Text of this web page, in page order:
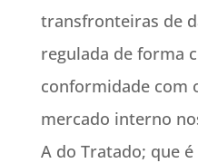
transfronteiras de
regulada de forma
conformidade com
mercado interno
A do Tratado; que